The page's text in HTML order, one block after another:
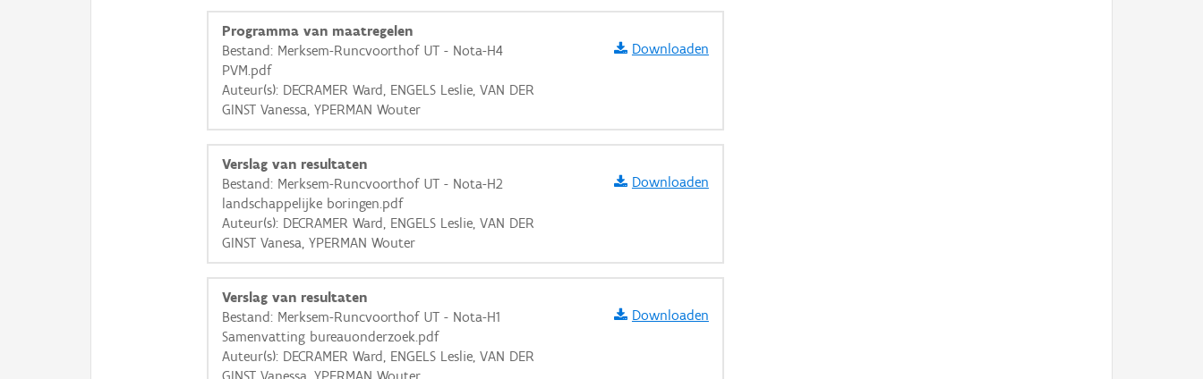
i
+
Basis Lagen
OSM-Basiskaart
Ortho
GRB-Basiskaart
GRB-Basiskaart in grijswaarden
Programma van maatregelen
Bestand: Merksem-Runcvoorthof UT - Nota-H4
PVM.pdf
Auteur(s): DECRAMER Ward, ENGELS Leslie, VAN DER
GINST Vanessa, YPERMAN Wouter
Downloaden
Verslag van resultaten
Bestand: Merksem-Runcvoorthof UT - Nota-H2
landschappelijke boringen.pdf
Auteur(s): DECRAMER Ward, ENGELS Leslie, VAN DER
GINST Vanesa, YPERMAN Wouter
Downloaden
Verslag van resultaten
Bestand: Merksem-Runcvoorthof UT - Nota-H1
Samenvatting bureauonderzoek.pdf
Auteur(s): DECRAMER Ward, ENGELS Leslie, VAN DER
Downloaden